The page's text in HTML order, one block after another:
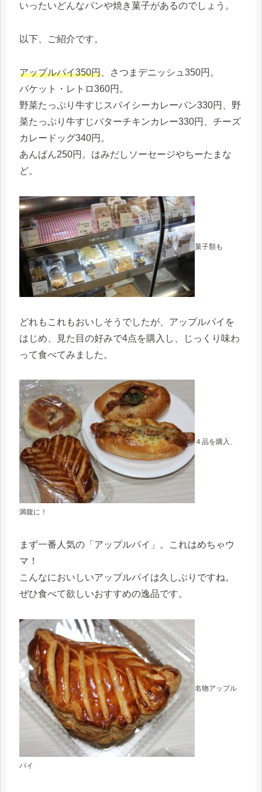
いったいどんなパンや焼き菓子があるのでしょう。
以下、ご紹介です。
アップルパイ350円 、さつまデニッシュ350円。
バケット・レトロ360円。
野菜たっぷり牛すじスパイシーカレーパン330円、野
菜たっぷり牛すじバターチキンカレー330円、チーズ
カレードッグ340円。
あんぱん250円。はみだしソーセージやちーたまな
ど。
菓子類も
どれもこれもおいしそうでしたが、アップルパイを
はじめ、見た目の好みで4点を購入し、じっくり味わ
って食べてみました。
４品を購入、
満腹に！
まず一番人気の「アップルパイ」。これはめちゃウ
マ！
こんなにおいしいアップルパイは久しぶりですね。
ぜひ食べて欲しいおすすめの逸品です。
名物アップル
パイ